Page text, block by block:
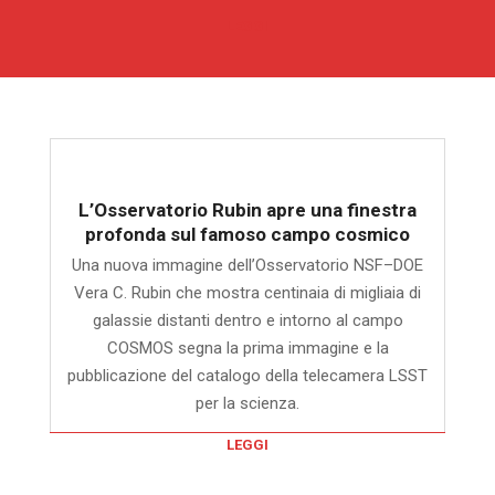
L’Osservatorio Rubin apre una finestra
profonda sul famoso campo cosmico
Una nuova immagine dell’Osservatorio NSF–DOE
Vera C. Rubin che mostra centinaia di migliaia di
galassie distanti dentro e intorno al campo
COSMOS segna la prima immagine e la
pubblicazione del catalogo della telecamera LSST
per la scienza.
LEGGI